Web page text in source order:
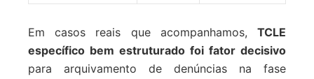
Em casos reais que acompanhamos, TCLE
específico bem estruturado foi fator decisivo
para arquivamento de denúncias na fase